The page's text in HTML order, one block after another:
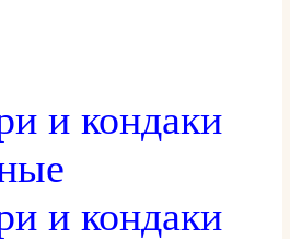
и кондаки
и кондаки